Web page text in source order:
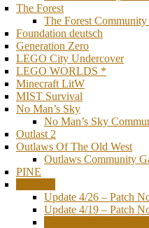
The Forest
The Forest
Foundation deutsch
Generation Zero
LEGO City Undercover
LEGO WORLDS *
Minecraft LitW
MIST Survival
No Man’s Sky
No Man’s Sky
Outlast 2
Outlaws Of The Old West
Outlaws Community
PINE
Update 4/26 – Patch
Update 4/19 – Patch